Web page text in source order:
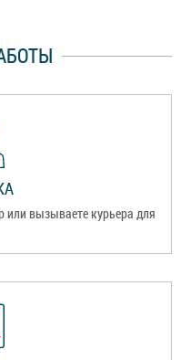
или вызываете курьера для